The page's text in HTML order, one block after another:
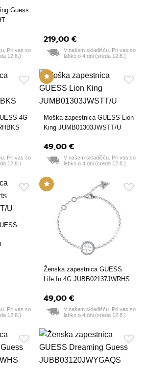
Guess
Pri vas so
12.8.)
219,00 €
V našem skladišču. Pri vas so
lahko o 4 dni (sreda 12.8.)
4G
Pri vas so
12.8.)
Moška zapestnica GUESS Lion
King JUMB01303JWSTT/U
49,00 €
V našem skladišču. Pri vas so
lahko o 4 dni (sreda 12.8.)
Pri vas so
12.8.)
Ženska zapestnica GUESS
Life In 4G JUBB02137JWRHS
49,00 €
V našem skladišču. Pri vas so
lahko o 4 dni (sreda 12.8.)